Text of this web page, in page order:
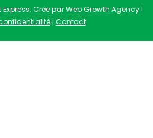
Crée par Web Growth Agency |
| Contact